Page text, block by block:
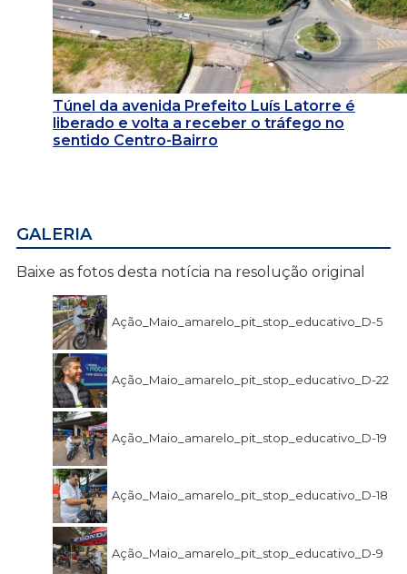
Túnel da avenida Prefeito Luís Latorre é
liberado e volta a receber o tráfego no
sentido Centro-Bairro
GALERIA
Baixe as fotos desta notícia na resolução original
Ação_Maio_amarelo_pit_stop_educativo_D-5
Ação_Maio_amarelo_pit_stop_educativo_D-22
Ação_Maio_amarelo_pit_stop_educativo_D-19
Ação_Maio_amarelo_pit_stop_educativo_D-18
Ação_Maio_amarelo_pit_stop_educativo_D-9